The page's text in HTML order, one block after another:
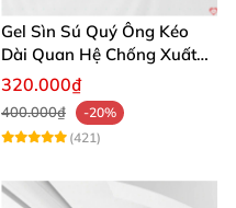
Gel Sìn Sú Quý Ông Kéo
Dài Quan Hệ Chống Xuất
Tinh Sớm
320.000₫
400.000₫
-20%
(421)